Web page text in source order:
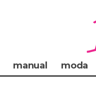
manual moda